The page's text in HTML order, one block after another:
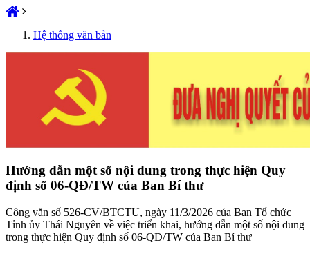
Hệ thống văn bản
Hướng dẫn một số nội dung trong thực hiện Quy
định số 06-QĐ/TW của Ban Bí thư
Công văn số 526-CV/BTCTU, ngày 11/3/2026 của Ban Tổ chức
Tỉnh ủy Thái Nguyên về việc triển khai, hướng dẫn một số nội dung
trong thực hiện Quy định số 06-QĐ/TW của Ban Bí thư